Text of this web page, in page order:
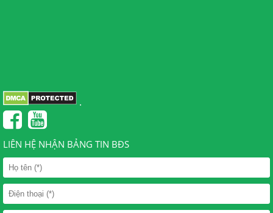
.
LIÊN HỆ NHẬN BẢNG TIN BĐS